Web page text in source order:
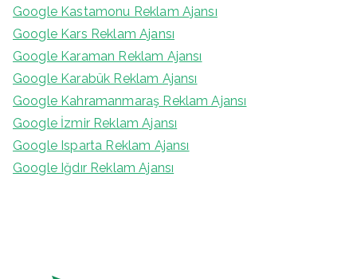
Google Kastamonu Reklam Ajansı
Google Kars Reklam Ajansı
Google Karaman Reklam Ajansı
Google Karabük Reklam Ajansı
Google Kahramanmaraş Reklam Ajansı
Google İzmir Reklam Ajansı
Google Isparta Reklam Ajansı
Google Iğdır Reklam Ajansı